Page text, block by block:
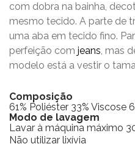
com dobra na bainha,
mesmo tecido. A parte de
uma aba em tecido fino.
perfeição com jeans, mas
modelo está a vestir o
Composição
61% Poliéster 33% Viscose
Modo de lavagem
Lavar à máquina máximo
Não utilizar lixívia